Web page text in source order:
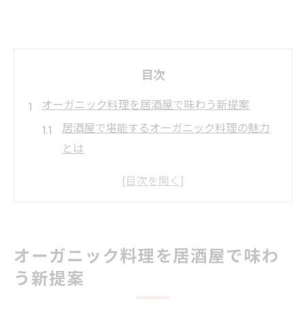
目次
オーガニック料理を居酒屋で味わう新提案
居酒屋で堪能するオーガニック料理の魅力
とは
居酒屋で味わう自然な味わいと安心感を解
説
オーガニック料理を居酒屋で味わ
う新提案